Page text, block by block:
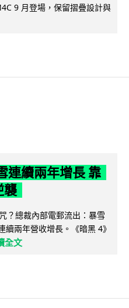
9 月登場，保留摺疊設計與
連續兩年增長 靠
襲
？總裁內部電郵流出：暴雪
兩年營收增長。《暗黑 4》
全文